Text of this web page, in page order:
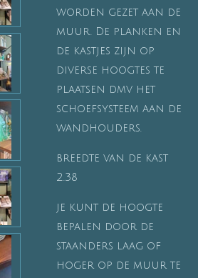
worden gezet aan de
muur. De planken en
de kastjes zijn op
diverse hoogtes te
plaatsen dmv het
schoefsysteem aan de
wandhouders.
breedte van de kast
2.38
je kunt de hoogte
bepalen door de
staanders laag of
hoger op de muur te